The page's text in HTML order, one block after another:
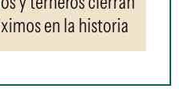
en la historia